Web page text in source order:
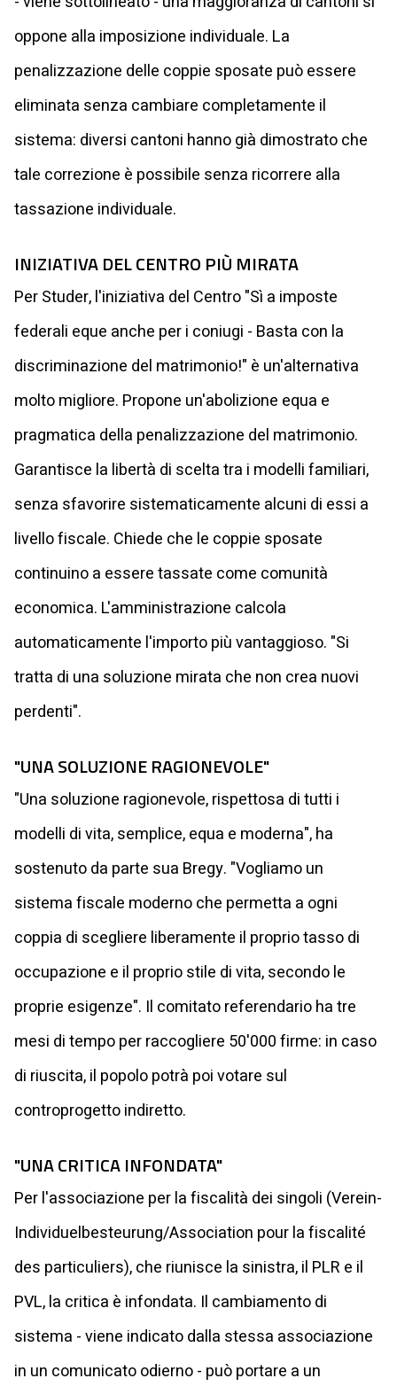
oppone alla imposizione individuale. La
penalizzazione delle coppie sposate può essere
eliminata senza cambiare completamente il
sistema: diversi cantoni hanno già dimostrato che
tale correzione è possibile senza ricorrere alla
tassazione individuale.
INIZIATIVA DEL CENTRO PIÙ MIRATA
Per Studer, l'iniziativa del Centro "Sì a imposte
federali eque anche per i coniugi - Basta con la
discriminazione del matrimonio!" è un'alternativa
molto migliore. Propone un'abolizione equa e
pragmatica della penalizzazione del matrimonio.
Garantisce la libertà di scelta tra i modelli familiari,
senza sfavorire sistematicamente alcuni di essi a
livello fiscale. Chiede che le coppie sposate
continuino a essere tassate come comunità
economica. L'amministrazione calcola
automaticamente l'importo più vantaggioso. "Si
tratta di una soluzione mirata che non crea nuovi
perdenti".
"UNA SOLUZIONE RAGIONEVOLE"
"Una soluzione ragionevole, rispettosa di tutti i
modelli di vita, semplice, equa e moderna", ha
sostenuto da parte sua Bregy. "Vogliamo un
sistema fiscale moderno che permetta a ogni
coppia di scegliere liberamente il proprio tasso di
occupazione e il proprio stile di vita, secondo le
proprie esigenze". Il comitato referendario ha tre
mesi di tempo per raccogliere 50'000 firme: in caso
di riuscita, il popolo potrà poi votare sul
controprogetto indiretto.
"UNA CRITICA INFONDATA"
Per l'associazione per la fiscalità dei singoli (Verein-
Individuelbesteurung/Association pour la fiscalité
des particuliers), che riunisce la sinistra, il PLR e il
PVL, la critica è infondata. Il cambiamento di
sistema - viene indicato dalla stessa associazione
in un comunicato odierno - può portare a un